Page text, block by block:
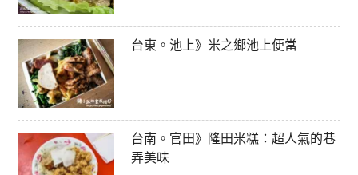
台東。池上》米之鄉池上便當
台南。官田》隆田米糕：超人氣的巷
弄美味